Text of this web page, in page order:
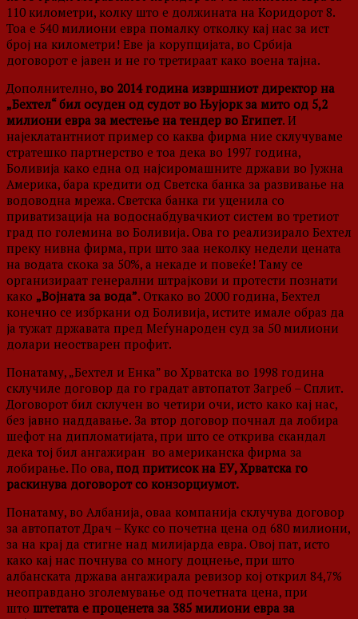
110 километри, колку што е должината на Коридорот 8.
Тоа е 540 милиони евра помалку отколку кај нас за ист
број на километри! Еве ја корупцијата, во Србија
договорот е јавен и не го третираат како воена тајна.
Дополнително, во 2014 година извршниот директор на
„Бехтел“ бил осуден од судот во Њујорк за мито од 5,2
милиони евра за местење на тендер во Египет. И
најеклатантниот пример со каква фирма ние склучуваме
стратешко партнерство е тоа дека во 1997 година,
Боливија како една од најсиромашните држави во Јужна
Америка, бара кредити од Светска банка за развивање на
водоводна мрежа. Светска банка ги уценила со
приватизација на водоснабдувачкиот систем во третиот
град по големина во Боливија. Ова го реализирало Бехтел
преку нивна фирма, при што заа неколку недели цената
на водата скока за 50%, а некаде и повеќе! Таму се
организираат генерални штрајкови и протести познати
како „Војната за вода”. Откако во 2000 година, Бехтел
конечно се избркани од Боливија, истите имале образ да
ја тужат државата пред Меѓународен суд за 50 милиони
долари неостварен профит.
Понатаму, „Бехтел и Енка” во Хрватска во 1998 година
склучиле договор да го градат автопатот Загреб – Сплит.
Договорот бил склучен во четири очи, исто како кај нас,
без јавно наддавање. За втор договор почнал да лобира
шефот на дипломатијата, при што се открива скандал
дека тој бил ангажиран во американска фирма за
лобирање. По ова, под притисок на ЕУ, Хрватска го
раскинува договорот со конзорциумот.
Понатаму, во Албанија, оваа компанија склучува договор
за автопатот Драч – Кукс со почетна цена од 680 милиони,
за на крај да стигне над милијарда евра. Овој пат, исто
како кај нас почнува со многу доцнење, при што
албанската држава ангажирала ревизор кој открил 84,7%
неоправдано зголемување од почетната цена, при
што штетата е проценета за 385 милиони евра за